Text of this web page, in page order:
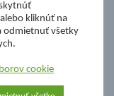
kliknúť na
odmietnuť všetky
cookie